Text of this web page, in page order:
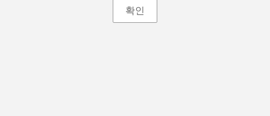
확인